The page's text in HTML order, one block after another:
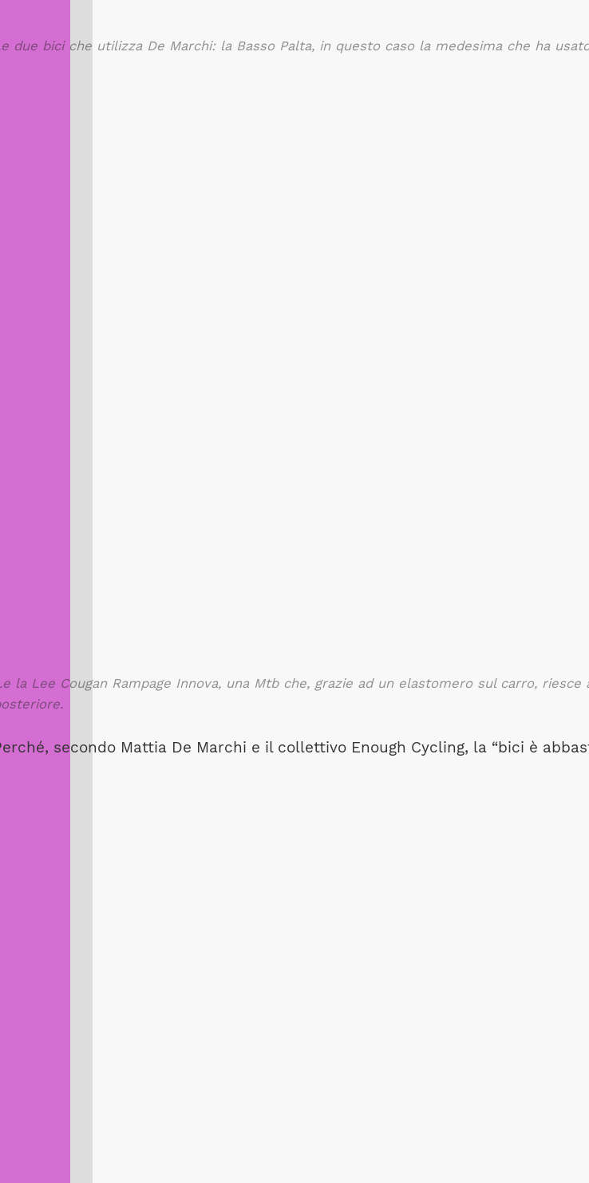
due bici che utilizza De Marchi: la Basso Palta, in questo caso la medesima che ha
la Lee Cougan Rampage Innova, una Mtb che, grazie ad un elastomero sul carro,
secondo Mattia De Marchi e il collettivo Enough Cycling, la “bici è